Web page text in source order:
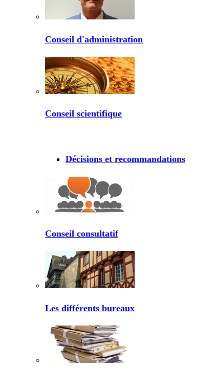
Conseil d'administration
Conseil scientifique
Décisions et recommandations
Conseil consultatif
Les différents bureaux